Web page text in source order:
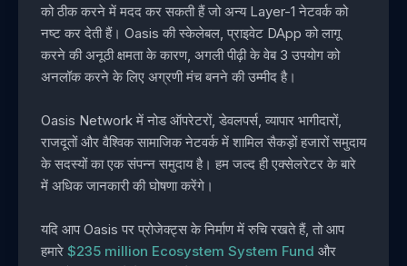
को ठीक करने में मदद कर सकती हैं जो अन्य Layer-1 नेटवर्क को
नष्ट कर देती हैं। Oasis की स्केलेबल, प्राइवेट DApp को लागू
करने की अनूठी क्षमता के कारण, अगली पीढ़ी के वेब 3 उपयोग को
अनलॉक करने के लिए अग्रणी मंच बनने की उम्मीद है।
Oasis Network में नोड ऑपरेटरों, डेवलपर्स, व्यापार भागीदारों,
राजदूतों और वैश्विक सामाजिक नेटवर्क में शामिल सैकड़ों हजारों समुदाय
के सदस्यों का एक संपन्न समुदाय है। हम जल्द ही एक्सेलरेटर के बारे
में अधिक जानकारी की घोषणा करेंगे।
यदि आप Oasis पर प्रोजेक्ट्स के निर्माण में रुचि रखते हैं, तो आप
हमारे $235 million Ecosystem System Fund और